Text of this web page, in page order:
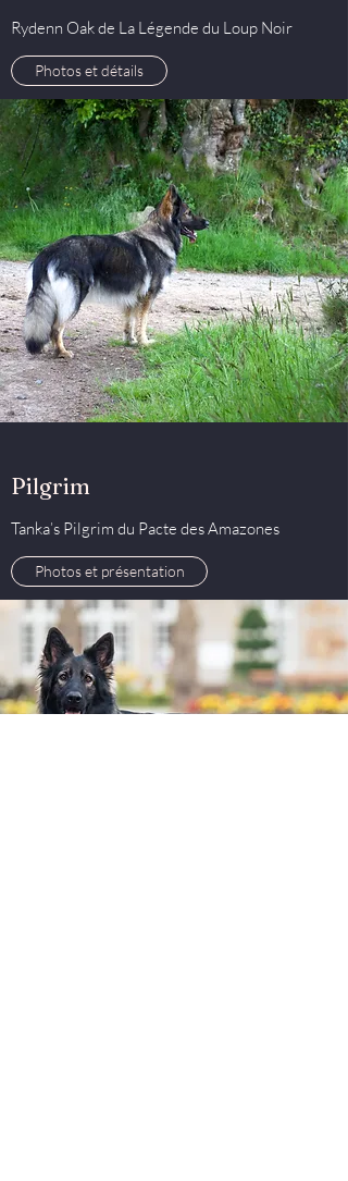
Rydenn Oak de La Légende du Loup Noir
Photos et détails
Pilgrim
Tanka’s Pilgrim du Pacte des Amazones
Photos et présentation